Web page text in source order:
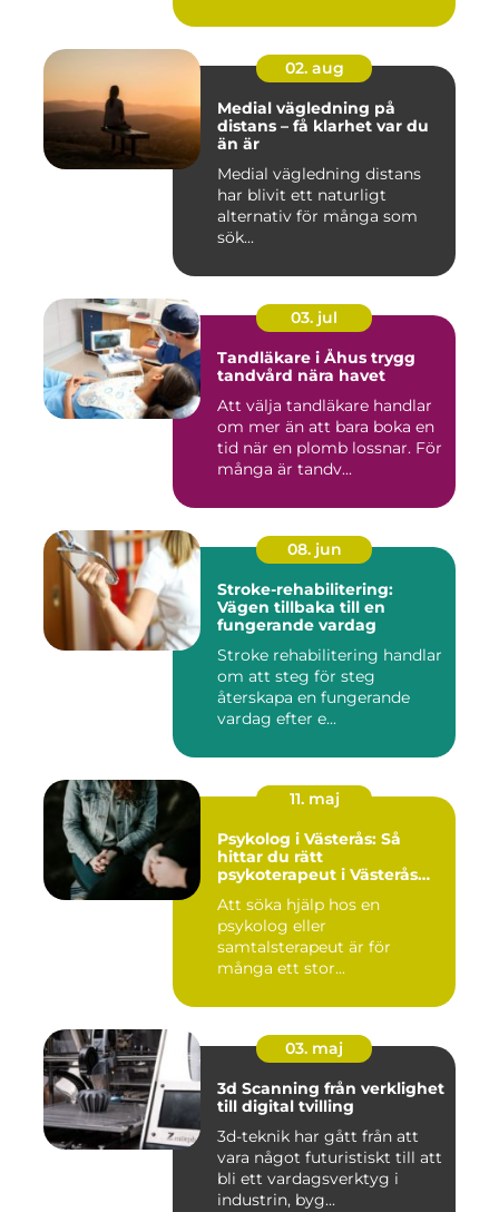
02. aug
Medial vägledning på
distans – få klarhet var du
än är
Medial vägledning distans
har blivit ett naturligt
alternativ för många som
sök...
03. jul
Tandläkare i Åhus trygg
tandvård nära havet
Att välja tandläkare handlar
om mer än att bara boka en
tid när en plomb lossnar. För
många är tandv...
08. jun
Stroke-rehabilitering:
Vägen tillbaka till en
fungerande vardag
Stroke rehabilitering handlar
om att steg för steg
återskapa en fungerande
vardag efter e...
11. maj
Psykolog i Västerås: Så
hittar du rätt
psykoterapeut i Västerås
Att söka hjälp hos en
psykolog eller
samtalsterapeut är för
många ett stor...
03. maj
3d Scanning från verklighet
till digital tvilling
3d-teknik har gått från att
vara något futuristiskt till att
bli ett vardagsverktyg i
industrin, byg...